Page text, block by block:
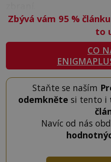
Zbývá vám 95 %
to
CO
Staňte se naším
odemkněte si tento i
Navíc od nás